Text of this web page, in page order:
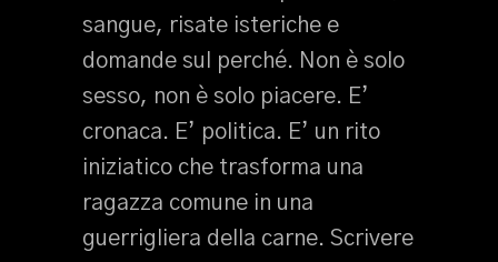
sangue, risate isteriche e
domande sul perché. Non è solo
sesso, non è solo piacere. E’
cronaca. E’ politica. E’ un rito
iniziatico che trasforma una
ragazza comune in una
guerrigliera della carne. Scrivere